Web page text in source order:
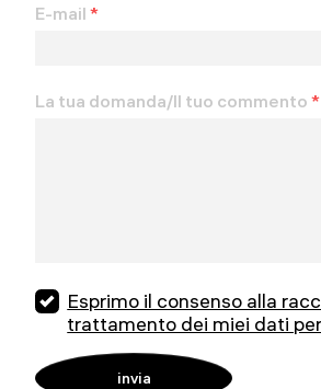
E-mail *
La tua domanda/Il tuo commento *
Esprimo il consenso alla
trattamento dei miei dati